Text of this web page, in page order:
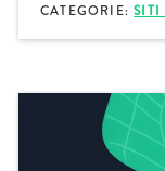
CATEGORIE:SITI